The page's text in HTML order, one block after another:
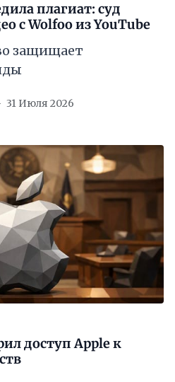
плагиат: суд
с Wolfoo из YouTube
защищает
31 Июля 2026
доступ Apple к